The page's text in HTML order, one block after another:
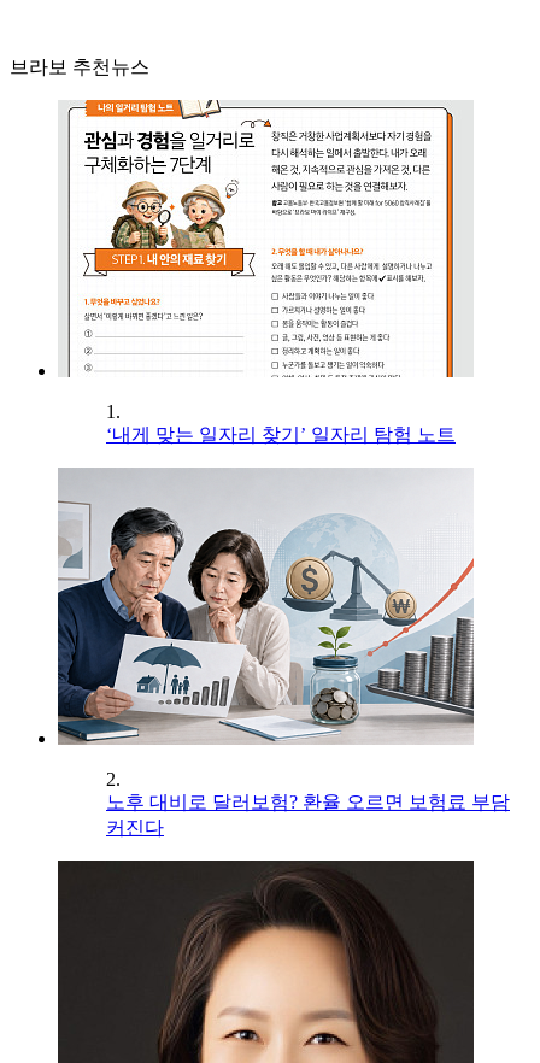
브라보 추천뉴스
1.
‘내게 맞는 일자리 찾기’ 일자리 탐험 노트
2.
노후 대비로 달러보험? 환율 오르면 보험료 부담
커진다